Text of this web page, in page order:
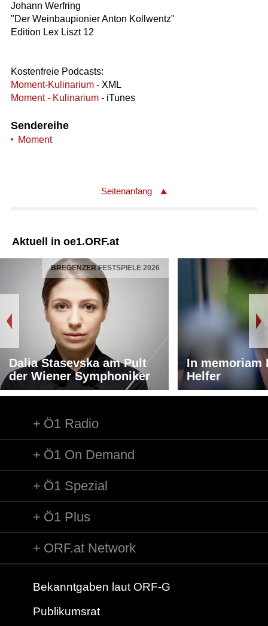
Johann Werfring
"Der Weinbaupionier Anton Kollwentz"
Edition Lex Liszt 12
Kostenfreie Podcasts:
Moment-Kulinarium- XML
Moment - Kulinarium- iTunes
Sendereihe
Moment
Seitenanfang
Aktuell in oe1.ORF.at
BREGENZER FESTSPIELE 2026
Dalia Stasevska am Pult
der Wiener Symphoniker
In memoriam
Helfer
Ö1 Radio
Ö1 On Demand
Ö1 Spezial
Ö1 Plus
ORF.at Network
Bekanntgaben laut ORF-G
Publikumsrat